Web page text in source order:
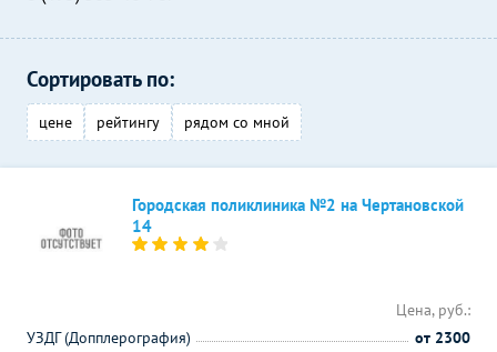
Сортировать по:
цене рейтингу рядом со мной
Городская поликлиника №2 на Чертановской
14
Цена, руб.:
УЗДГ (Допплерография)
от 2300